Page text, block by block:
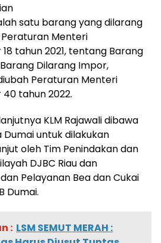
satu barang yang dilarang
Menteri
tahun 2021, tentang Barang
Dilarang Impor,
Peraturan Menteri
tahun 2022.
KLM Rajawali dibawa
Dumai untuk dilakukan
oleh Tim Penindakan dan
DJBC Riau dan
Pelayanan Bea dan Cukai
Dumai.
: LSM SEMUT MERAH :